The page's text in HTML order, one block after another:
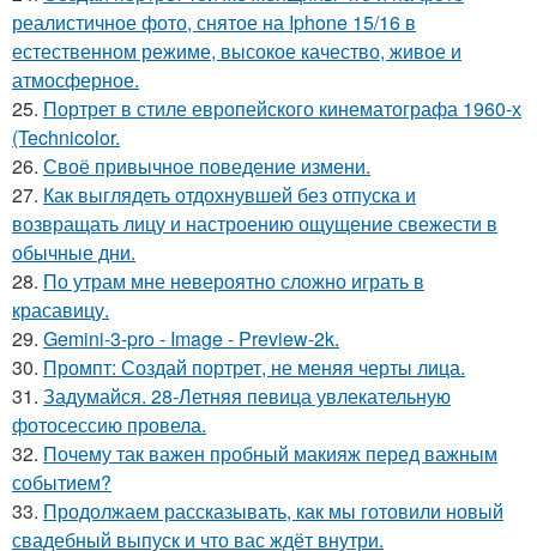
реалистичное фото, снятое на Iphone 15/16 в
естественном режиме, высокое качество, живое и
атмосферное.
25. Портрет в стиле европейского кинематографа 1960-х
(Technicolor.
26. Своё привычное поведение измени.
27. Как выглядеть отдохнувшей без отпуска и
возвращать лицу и настроению ощущение свежести в
обычные дни.
28. По утрам мне невероятно сложно играть в
красавицу.
29. Gemini-3-pro - Image - Preview-2k.
30. Промпт: Создай портрет, не меняя черты лица.
31. Задумайся. 28-Летняя певица увлекательную
фотосессию провела.
32. Почему так важен пробный макияж перед важным
событием?
33. Продолжаем рассказывать, как мы готовили новый
свадебный выпуск и что вас ждёт внутри.